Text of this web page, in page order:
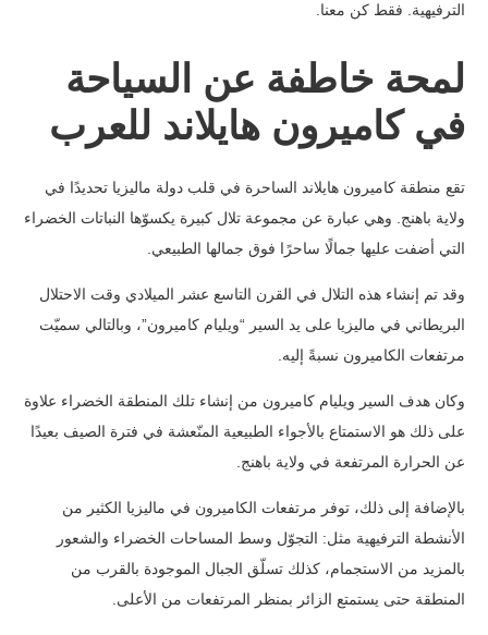
الترفيهية. فقط كن معنا.
لمحة خاطفة عن السياحة
في كاميرون هايلاند للعرب
تقع منطقة كاميرون هايلاند الساحرة في قلب دولة ماليزيا تحديدًا في
ولاية باهنج. وهي عبارة عن مجموعة تلال كبيرة يكسوّها النباتات الخضراء
التي أضفت عليها جمالًا ساحرًا فوق جمالها الطبيعي.
وقد تم إنشاء هذه التلال في القرن التاسع عشر الميلادي وقت الاحتلال
البريطاني في ماليزيا على يد السير “ويليام كاميرون”، وبالتالي سميّت
مرتفعات الكاميرون نسبةً إليه.
وكان هدف السير ويليام كاميرون من إنشاء تلك المنطقة الخضراء علاوة
على ذلك هو الاستمتاع بالأجواء الطبيعية المنّعشة في فترة الصيف بعيدًا
عن الحرارة المرتفعة في ولاية باهنج.
بالإضافة إلى ذلك، توفر مرتفعات الكاميرون في ماليزيا الكثير من
الأنشطة الترفيهية مثل: التجوّل وسط المساحات الخضراء والشعور
بالمزيد من الاستجمام، كذلك تسلّق الجبال الموجودة بالقرب من
المنطقة حتى يستمتع الزائر بمنظر المرتفعات من الأعلى.